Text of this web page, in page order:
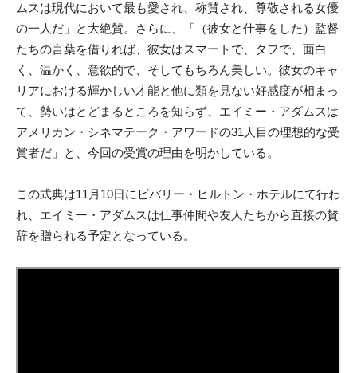
ムスは現代において最も愛され、称賛され、尊敬される女優
の一人だ」と大絶賛。さらに、
「（彼女と仕事をした）監督
たちの言葉を借りれば、彼女はスマートで、
タフで、面白
く、温かく、意欲的で、そしてもちろん美しい。彼女のキャ
リアにおける輝かしい才能と他に類を見ない好感度が相まっ
て、勢いはとどまるところを知らず、エイミー・アダムスは
アメリカン・シネマテーク・アワードの31人目の理想的な受
賞者だ」と、今回の受賞の理由を明かしている。
この式典は11月10日にビバリー・ヒルトン・ホテルにて行わ
れ、エイ ミー・アダムスは仕事仲間や友人たちから直接の賛
辞を贈られる予定と なっている。